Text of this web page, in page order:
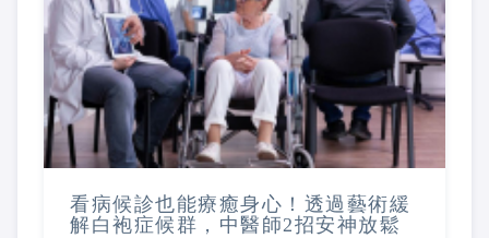
看病候診也能療癒身心！透過藝術緩
解白袍症候群，中醫師2招安神放鬆